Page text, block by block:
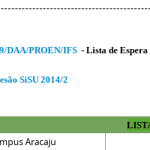
DAA/PROEN/IFS - Lista de Espera
SiSU 2014/2
Aracaju